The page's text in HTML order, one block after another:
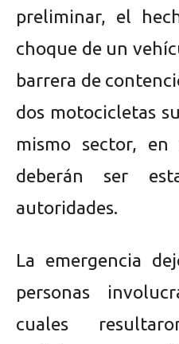
preliminar, el
choque de un
barrera de
dos motocicletas
mismo sector, en
deberán ser
autoridades.
La emergencia
personas
cuales